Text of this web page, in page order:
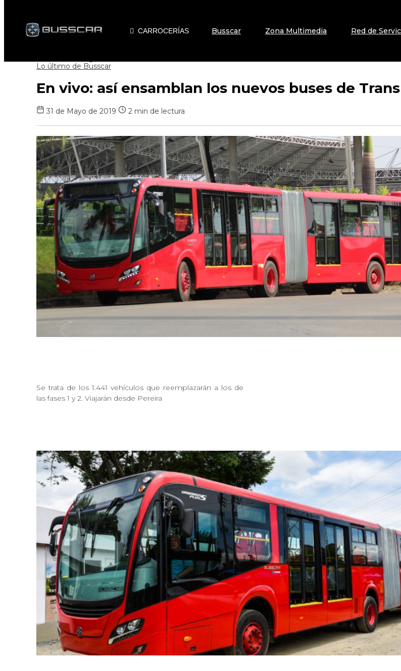
CARROCERÍAS Busscar Zona Multimedia Red de
Lo último de Busscar
En vivo: así ensamblan los nuevos buses de
31 de Mayo de 2019 2 min de lectura
Se trata de los 1.441 vehículos que reemplazarán a los de
las fases 1 y 2. Viajarán desde Pereira